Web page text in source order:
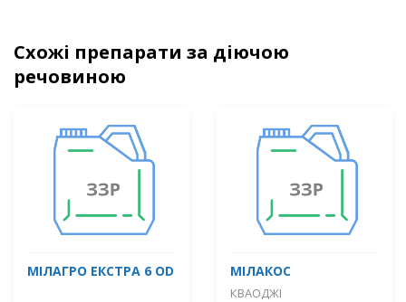
Схожі препарати за діючою
речовиною
МІЛАГРО ЕКСТРА 6 OD МІЛАКОС
КВАОДЖІ